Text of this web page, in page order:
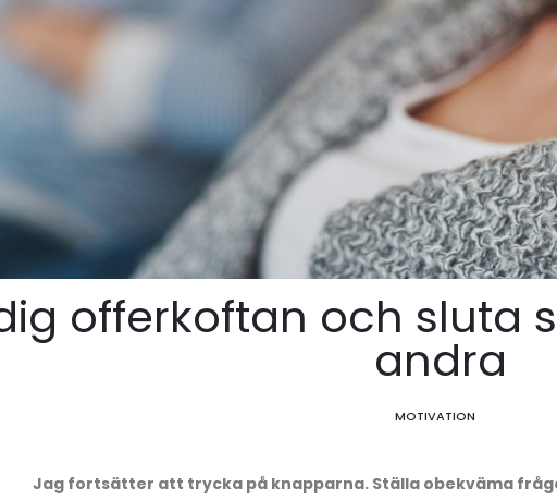
offerkoftan och sluta
andra
MOTIVATION
Jag fortsätter att trycka på knapparna. Ställa obekväma